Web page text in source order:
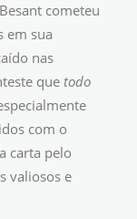
cometeu
em sua
nas
que todo
com o
carta pelo
valiosos e